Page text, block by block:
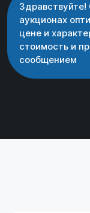
аукционах
цене и
стоимость и
сообщением